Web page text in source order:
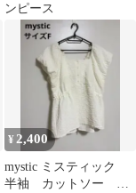
ンピース
¥ 2,400
mystic ミスティック
半袖 カットソー チ